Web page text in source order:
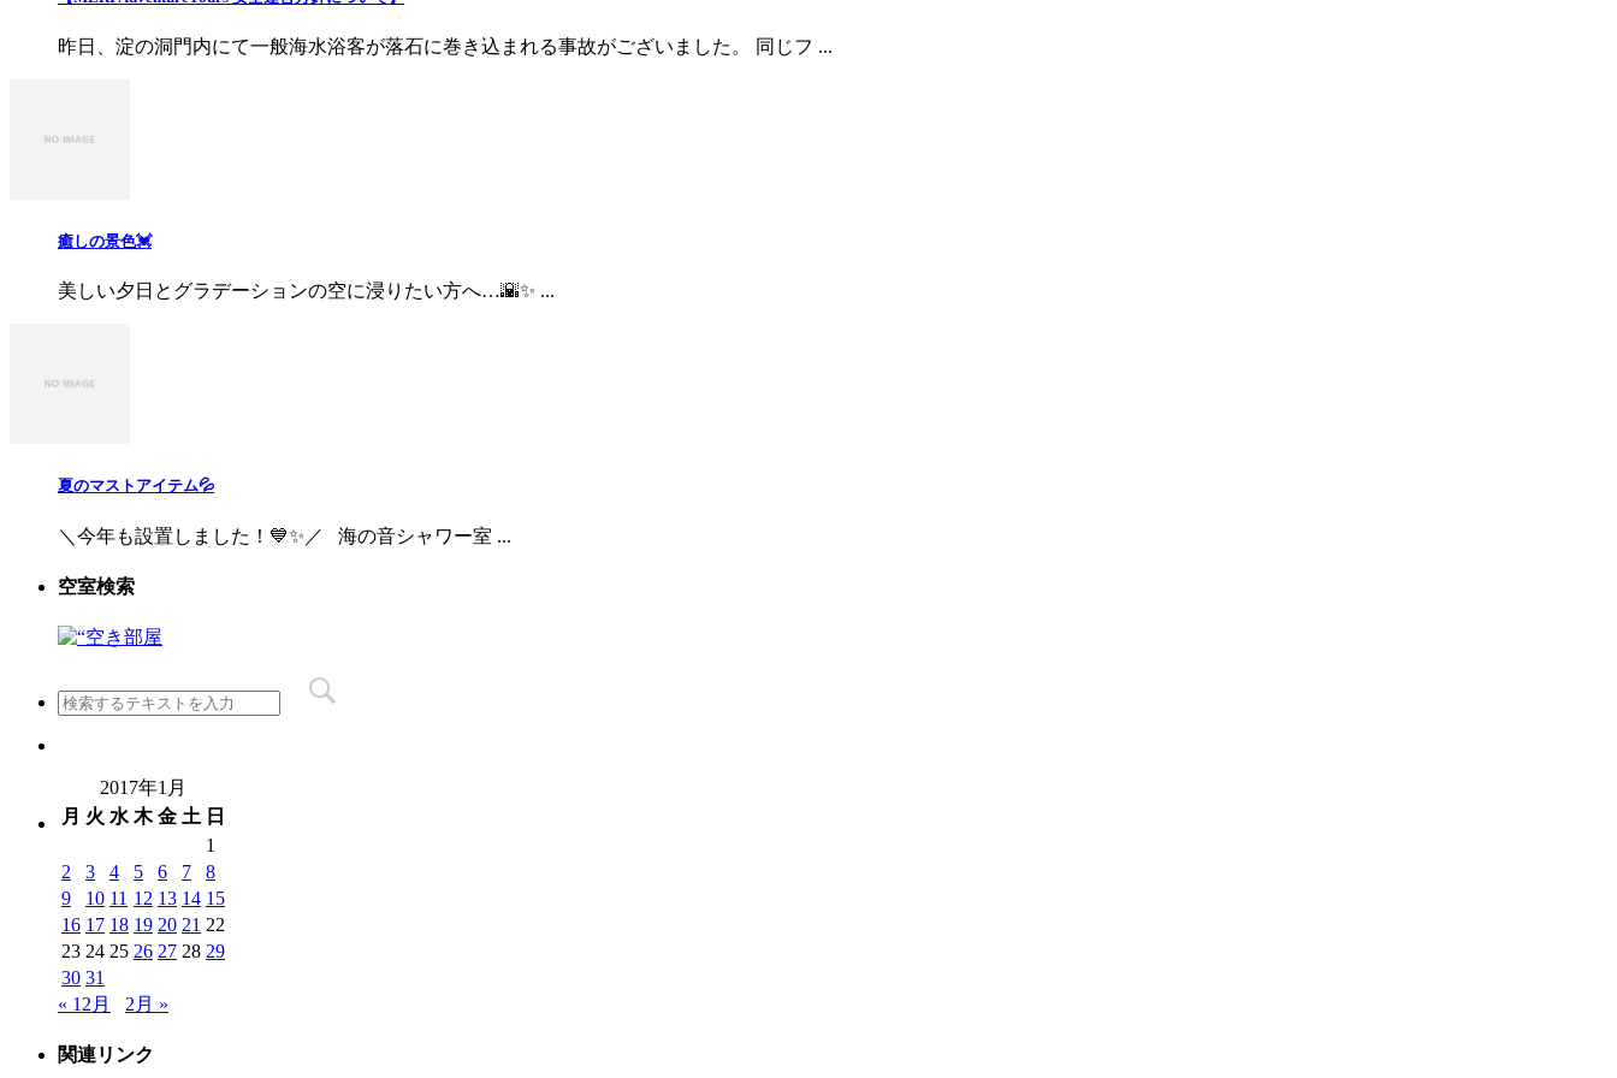
昨日、淀の洞門内にて一般海水浴客が落石に巻き込まれる事故がございました。 同じフ ...
癒しの景色💓
美しい夕日とグラデーションの空に浸りたい方へ…🌇✨ ...
夏のマストアイテム💦
＼今年も設置しました！💙✨／ 海の音シャワー室 ...
空室検索
2017年1月
月 火 水 木 金 土 日
1
2
3 4 5 6 7
8
9
10 11 12 13 14 15
16 17 18 19 20 21 22
23 24 25 26 27 28 29
30 31
« 12月
2月 »
関連リンク